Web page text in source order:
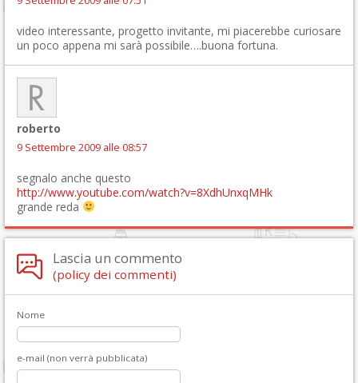
video interessante, progetto invitante, mi piacerebbe curiosare
un poco appena mi sarà possibile….buona fortuna.
roberto
9 Settembre 2009 alle 08:57
segnalo anche questo
http://www.youtube.com/watch?v=8XdhUnxqMHk
grande reda
Lascia un commento
(policy dei commenti)
Nome
e-mail (non verrà pubblicata)